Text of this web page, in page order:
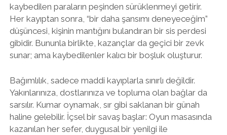
kaybedilen paraların peşinden sürüklenmeyi getirir.
Her kayıptan sonra, “bir daha şansımı deneyeceğim”
düşüncesi, kişinin mantığını bulandıran bir sis perdesi
gibidir. Bununla birlikte, kazançlar da geçici bir zevk
sunar; ama kaybedilenler kalıcı bir boşluk oluşturur.
Bağımlılık, sadece maddi kayıplarla sınırlı değildir.
Yakınlarınıza, dostlarınıza ve topluma olan bağlar da
sarsılır. Kumar oynamak, sır gibi saklanan bir günah
haline gelebilir. İçsel bir savaş başlar: Oyun masasında
kazanılan her sefer, duygusal bir yenilgi ile